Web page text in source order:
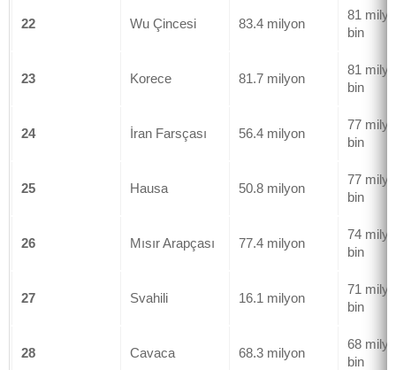
22 Wu Çincesi 83.4 milyon
81
bin
23 Korece 81.7 milyon
81
bin
24 İran Farsçası 56.4 milyon
77
bin
25 Hausa 50.8 milyon
77
bin
26 Mısır Arapçası 77.4 milyon
74
bin
27 Svahili 16.1 milyon
71
bin
28 Cavaca 68.3 milyon
68
bin